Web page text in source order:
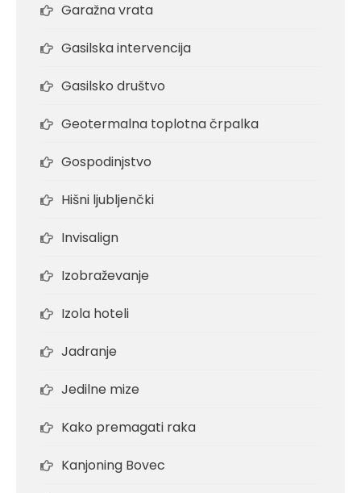
Garažna vrata
Gasilska intervencija
Gasilsko društvo
Geotermalna toplotna črpalka
Gospodinjstvo
Hišni ljubljenčki
Invisalign
Izobraževanje
Izola hoteli
Jadranje
Jedilne mize
Kako premagati raka
Kanjoning Bovec